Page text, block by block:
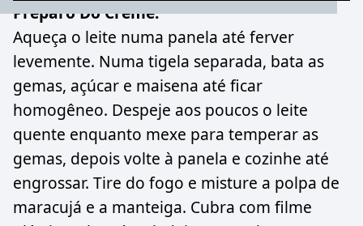
Preparo Do Creme:
Aqueça o leite numa panela até ferver
levemente. Numa tigela separada, bata as
gemas, açúcar e maisena até ficar
homogêneo. Despeje aos poucos o leite
quente enquanto mexe para temperar as
gemas, depois volte à panela e cozinhe até
engrossar. Tire do fogo e misture a polpa de
maracujá e a manteiga. Cubra com filme